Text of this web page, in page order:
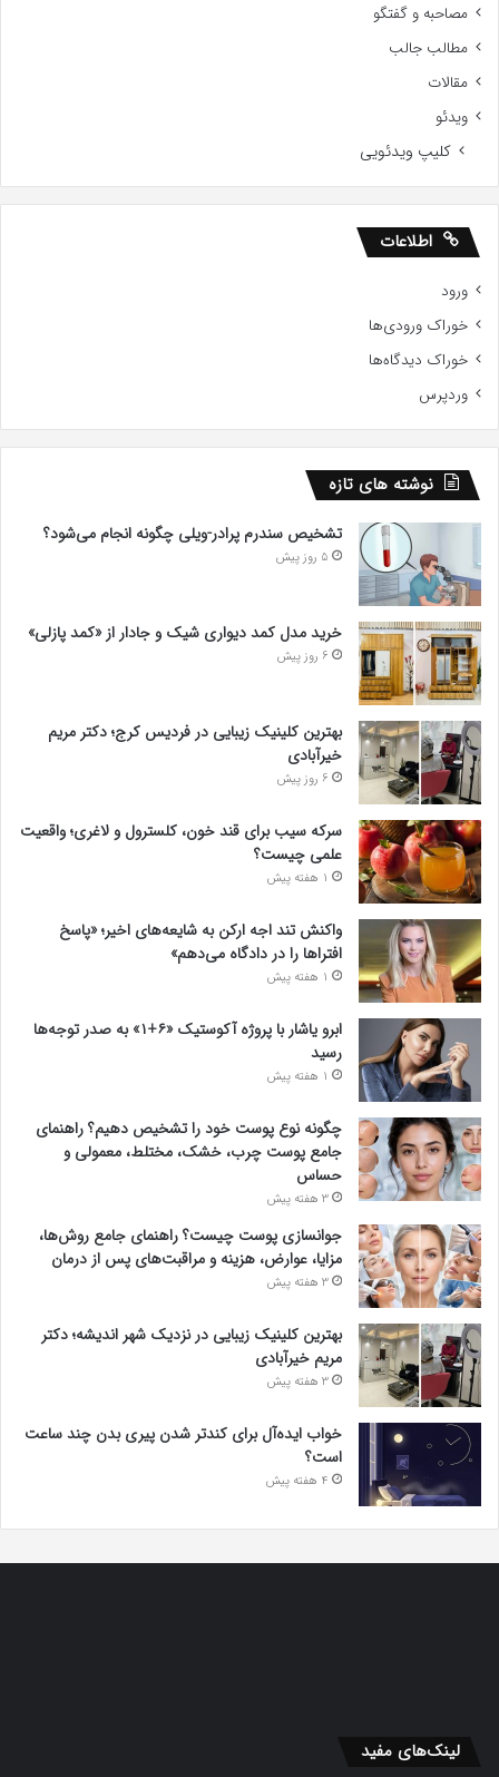
مصاحبه و گفتگو
مطالب جالب
مقالات
ویدئو
کلیپ ویدئویی
اطلاعات
ورود
خوراک ورودی‌ها
خوراک دیدگاه‌ها
وردپرس
نوشته های تازه
تشخیص سندرم پرادر-ویلی چگونه انجام می‌شود؟
5 روز پیش
خرید مدل کمد دیواری شیک و جادار از «کمد پازلی»
6 روز پیش
بهترین کلینیک زیبایی در فردیس کرج؛ دکتر مریم
خیرآبادی
6 روز پیش
سرکه سیب برای قند خون، کلسترول و لاغری؛ واقعیت
علمی چیست؟
1 هفته پیش
واکنش تند اجه ارکن به شایعه‌های اخیر؛ «پاسخ
افتراها را در دادگاه می‌دهم»
1 هفته پیش
ابرو یاشار با پروژه آکوستیک «۶+۱» به صدر توجه‌ها
رسید
1 هفته پیش
چگونه نوع پوست خود را تشخیص دهیم؟ راهنمای
جامع پوست چرب، خشک، مختلط، معمولی و
حساس
3 هفته پیش
جوانسازی پوست چیست؟ راهنمای جامع روش‌ها،
مزایا، عوارض، هزینه و مراقبت‌های پس از درمان
3 هفته پیش
بهترین کلینیک زیبایی در نزدیک شهر اندیشه؛ دکتر
مریم خیرآبادی
3 هفته پیش
خواب ایده‌آل برای کندتر شدن پیری بدن چند ساعت
است؟
4 هفته پیش
لینک‌های مفید